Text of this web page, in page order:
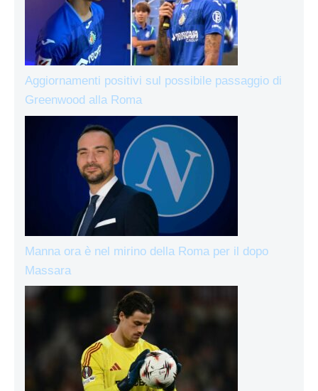
Aggiornamenti positivi sul possibile passaggio di
Greenwood alla Roma
Manna ora è nel mirino della Roma per il dopo
Massara